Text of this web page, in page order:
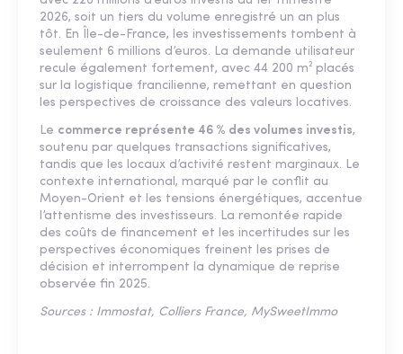
2026, soit un tiers du volume enregistré un an plus
tôt. En Île-de-France, les investissements tombent à
seulement 6 millions d’euros. La demande utilisateur
recule également fortement, avec 44 200 m² placés
sur la logistique francilienne, remettant en question
les perspectives de croissance des valeurs locatives.
Le commerce représente 46 % des volumes investis,
soutenu par quelques transactions significatives,
tandis que les locaux d’activité restent marginaux. Le
contexte international, marqué par le conflit au
Moyen-Orient et les tensions énergétiques, accentue
l’attentisme des investisseurs. La remontée rapide
des coûts de financement et les incertitudes sur les
perspectives économiques freinent les prises de
décision et interrompent la dynamique de reprise
observée fin 2025.
Sources : Immostat, Colliers France, MySweetImmo